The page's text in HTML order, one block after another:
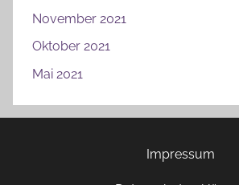
November 2021
Oktober 2021
Mai 2021
Impressum